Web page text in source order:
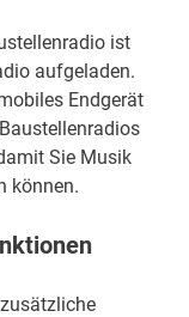
ist
aufgeladen.
Endgerät
Sie Musik
können.